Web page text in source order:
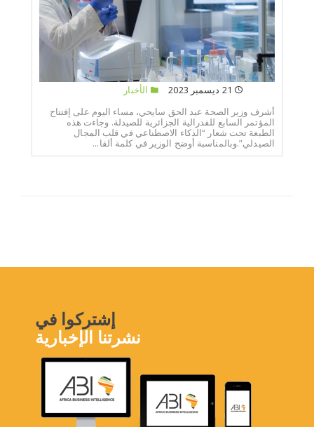
الأخبار
أشرف وزير الصحة عبد الحق سايحي، مساء اليوم على إفتتاح
المؤتمر السابع للفدرالية الجزائرية للصيدلة. وجاءت هذه
الطبعة تحت شعار “الذكاء الاصطناعي في قلب المجال
الصيدلي”.وبالمناسبة أوضح الوزير في كلمة ألقا...
إشتركوا في
نشرتنا الإخبارية